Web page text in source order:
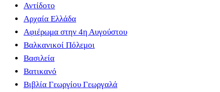
Αντίδοτο
Αρχαία Ελλάδα
Αφιέρωμα στην 4η Αυγούστου
Βαλκανικοί Πόλεμοι
Βασιλεία
Βατικανό
Βιβλία Γεωργίου Γεωργαλά